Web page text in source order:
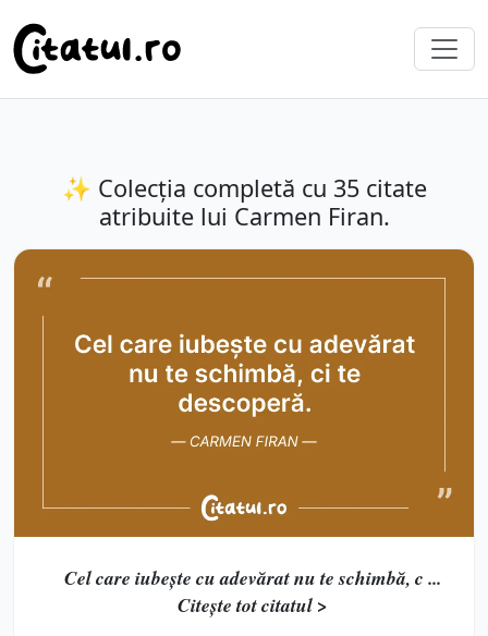
✨ Colecția completă cu 35 citate
atribuite lui Carmen Firan.
Cel care iubește cu adevărat nu te schimbă, c ...
Citește tot citatul >